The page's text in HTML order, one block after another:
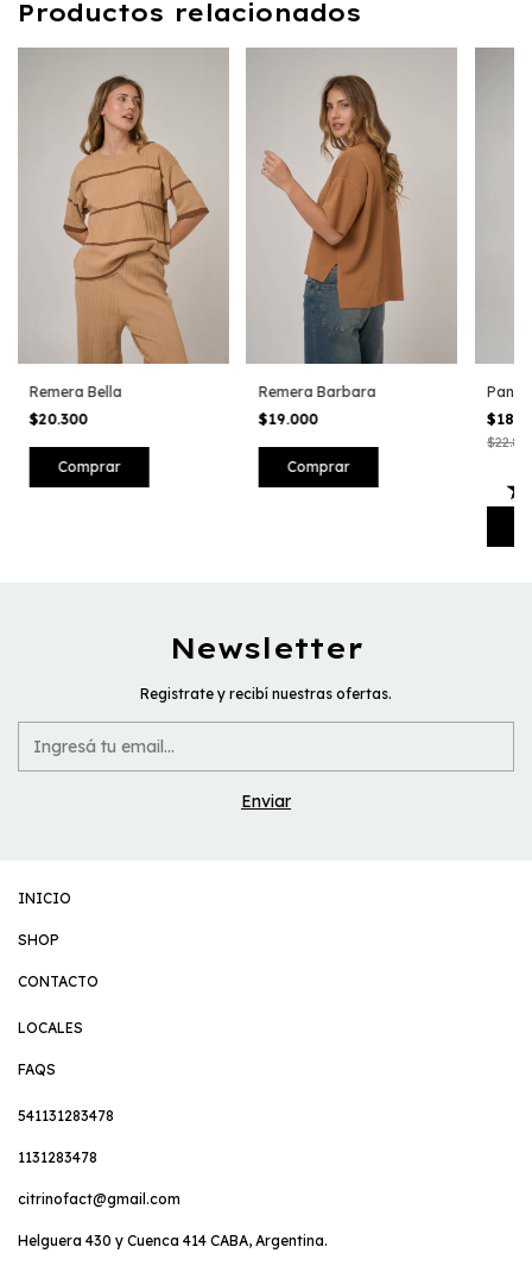
Productos relacionados
Remera Bella
$20.300
Comprar
Remera Barbara
$19.000
Comprar
Newsletter
Registrate y recibí nuestras ofertas.
INICIO
SHOP
CONTACTO
LOCALES
FAQS
541131283478
1131283478
citrinofact@gmail.com
Helguera 430 y Cuenca 414 CABA, Argentina.